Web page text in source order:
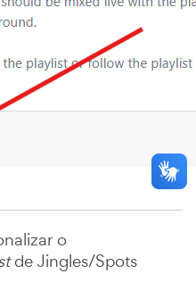
o
de Jingles/Spots